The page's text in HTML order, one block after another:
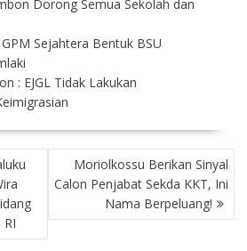
Dorong Semua Sekolah dan
Sejahtera Bentuk BSU
: EJGL Tidak Lakukan
Moriolkossu Berikan Sinyal
Calon Penjabat Sekda KKT, Ini
Nama Berpeluang!